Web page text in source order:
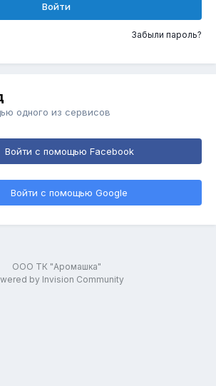
Войти
Забыли пароль?
одного из сервисов
Войти с помощью Facebook
Войти с помощью Google
ООО ТК "Аромашка"
by Invision Community